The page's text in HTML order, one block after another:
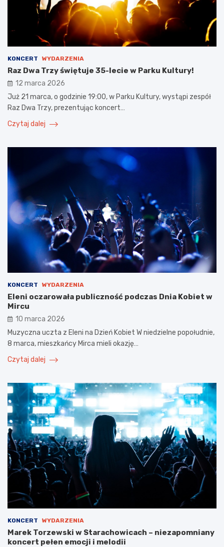
KONCERT WYDARZENIA
Raz Dwa Trzy świętuje 35-lecie w Parku Kultury!
12 marca 2026
Już 21 marca, o godzinie 19:00, w Parku Kultury, wystąpi zespół
Raz Dwa Trzy, prezentując koncert…
Czytaj dalej
KONCERT WYDARZENIA
Eleni oczarowała publiczność podczas Dnia Kobiet w
Mircu
10 marca 2026
Muzyczna uczta z Eleni na Dzień Kobiet W niedzielne popołudnie,
8 marca, mieszkańcy Mirca mieli okazję…
Czytaj dalej
KONCERT WYDARZENIA
Marek Torzewski w Starachowicach – niezapomniany
koncert pełen emocji i melodii